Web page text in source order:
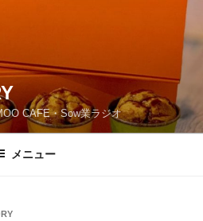
CAFE・Sow業ラジオ
メニュー